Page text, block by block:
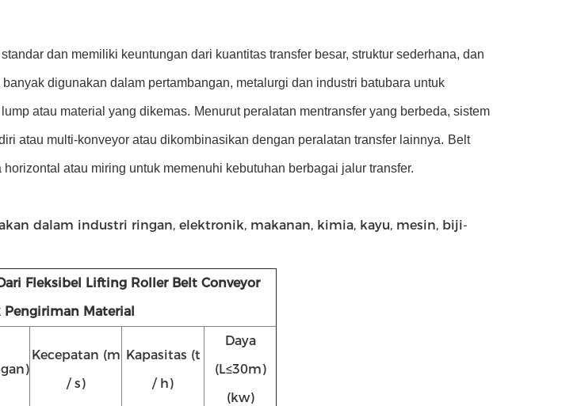
dan memiliki keuntungan dari kuantitas transfer besar, struktur sederhana, dan
banyak digunakan dalam pertambangan, metalurgi dan industri batubara untuk
atau material yang dikemas. Menurut peralatan mentransfer yang berbeda, sistem
atau multi-konveyor atau dikombinasikan dengan peralatan transfer lainnya. Belt
atau miring untuk memenuhi kebutuhan berbagai jalur transfer.
dalam industri ringan, elektronik, makanan, kimia, kayu, mesin, biji-
Fleksibel Lifting Roller Belt Conveyor
Pengiriman Material
Kecepatan (m
/ s)
Kapasitas (t
/ h)
Daya
(L≤30m)
(kw)